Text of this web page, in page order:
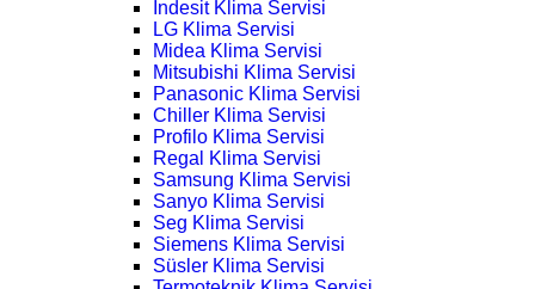
İndesit Klima Servisi
LG Klima Servisi
Midea Klima Servisi
Mitsubishi Klima Servisi
Panasonic Klima Servisi
Chiller Klima Servisi
Profilo Klima Servisi
Regal Klima Servisi
Samsung Klima Servisi
Sanyo Klima Servisi
Seg Klima Servisi
Siemens Klima Servisi
Süsler Klima Servisi